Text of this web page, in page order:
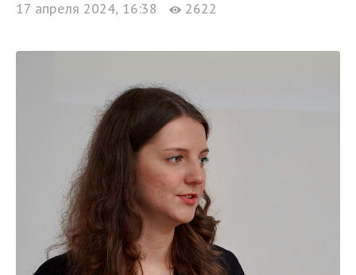
17 апреля 2024, 16:38 2622